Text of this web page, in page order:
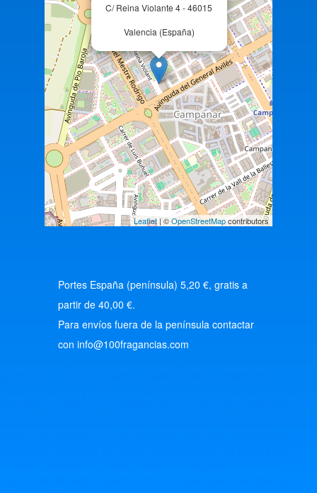
C/ Reina Violante 4 - 46015
Valencia (España)
Leaflet | ©OpenStreetMapcontributors
Portes España (península) 5,20 €, gratis a
partir de 40,00 €.
Para envíos fuera de la península contactar
con info@100fragancias.com